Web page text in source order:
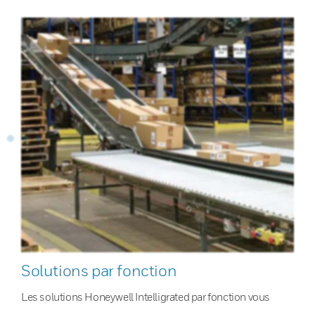
Solutions par fonction
Les solutions Honeywell Intelligrated par fonction vous